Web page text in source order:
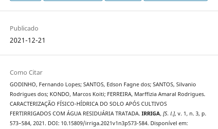
Publicado
2021-12-21
Como Citar
GODINHO, Fernando Lopes; SANTOS, Edson Fagne dos; SANTOS, Silvanio
Rodrigues dos; KONDO, Marcos Koiti; FERREIRA, Marffizia Amaral Rodrigues.
CARACTERIZAÇÃO FÍSICO-HÍDRICA DO SOLO APÓS CULTIVOS
FERTIRRIGADOS COM ÁGUA RESIDUÁRIA TRATADA. IRRIGA, [S. l.], v. 1, n. 3, p.
573–584, 2021. DOI: 10.15809/irriga.2021v1n3p573-584. Disponível em: